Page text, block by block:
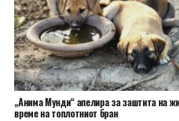
„Анима Мунди“ апелира за заштита на
време на топлотниот бран